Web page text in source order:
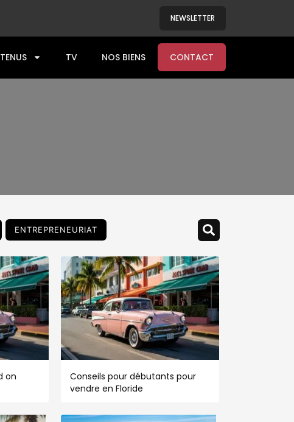
NEWSLETTER
TV NOS BIENS CONTACT
ENTREPRENEURIAT
on
Conseils pour débutants pour
vendre en Floride